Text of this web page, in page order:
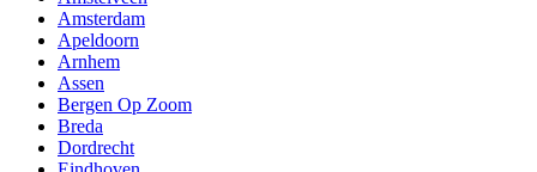
Amsterdam
Apeldoorn
Arnhem
Assen
Bergen Op Zoom
Breda
Dordrecht